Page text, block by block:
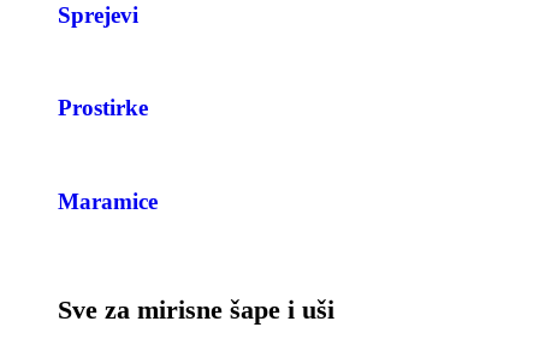
Sprejevi
Prostirke
Maramice
Sve za mirisne šape i uši